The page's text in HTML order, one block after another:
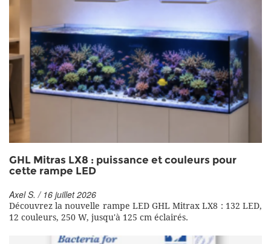
GHL Mitras LX8 : puissance et couleurs pour
cette rampe LED
Axel S. / 16 juillet 2026
Découvrez la nouvelle rampe LED GHL Mitrax LX8 : 132 LED,
12 couleurs, 250 W, jusqu'à 125 cm éclairés.